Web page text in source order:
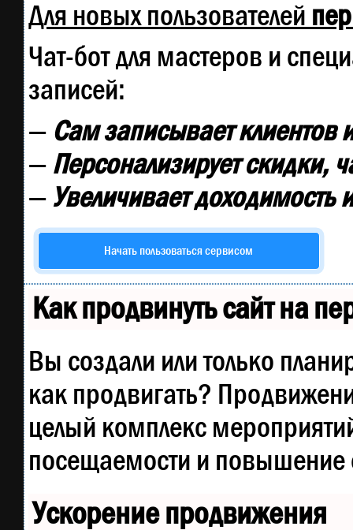
Для новых пользователей
Чат-бот для мастеров и
записей:
— Сам записывает клиентов
— Персонализирует скидки,
— Увеличивает доходимость
Начать пользоваться сервисом
Как продвинуть сайт на
Вы создали или только
как продвигать?
целый комплекс
посещаемости и повышение
Ускорение продвижения